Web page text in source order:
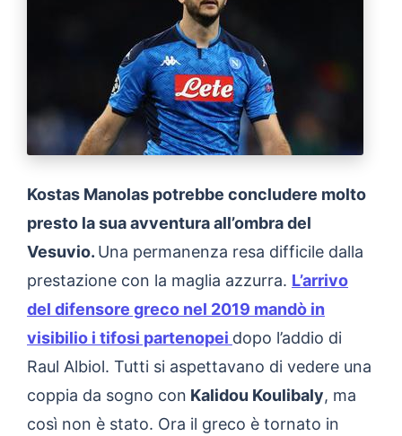
Kostas Manolas potrebbe concludere molto
presto la sua avventura all’ombra del
Vesuvio. Una permanenza resa difficile dalla
prestazione con la maglia azzurra. L’arrivo
del difensore greco nel 2019 mandò in
visibilio i tifosi partenopei dopo l’addio di
Raul Albiol. Tutti si aspettavano di vedere una
coppia da sogno con Kalidou Koulibaly, ma
così non è stato. Ora il greco è tornato in